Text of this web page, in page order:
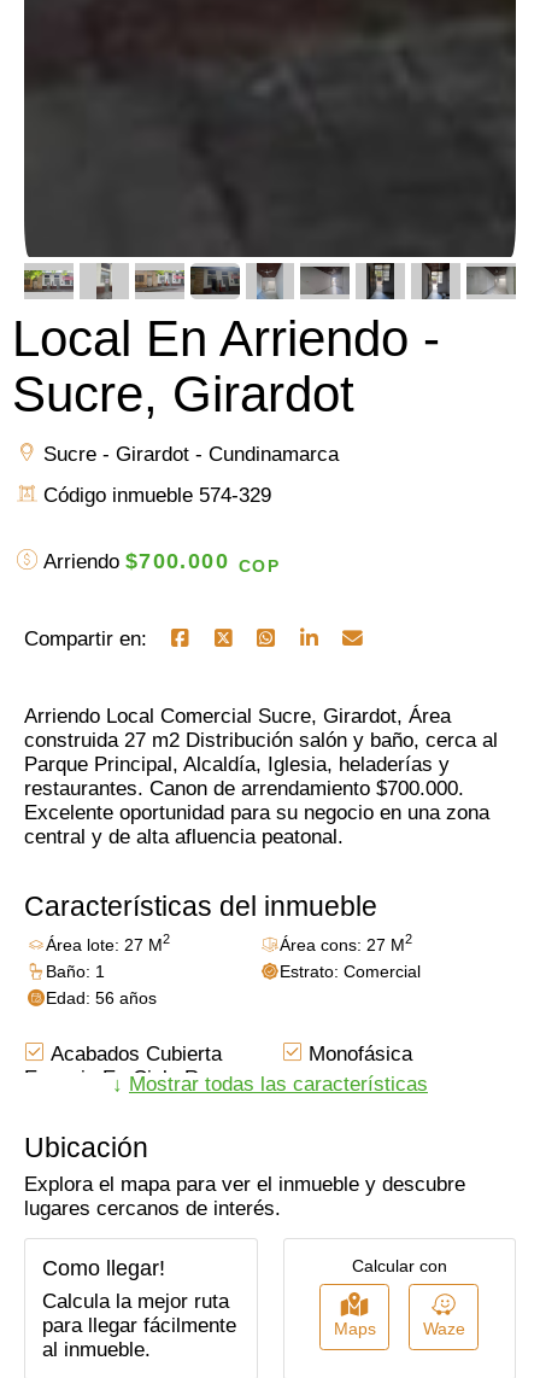
Local En Arriendo -
Sucre, Girardot
Sucre - Girardot - Cundinamarca
Código inmueble 574-329
Arriendo $700.000 COP
Compartir en:
Arriendo Local Comercial Sucre, Girardot, Área
construida 27 m2 Distribución salón y baño, cerca al
Parque Principal, Alcaldía, Iglesia, heladerías y
restaurantes. Canon de arrendamiento $700.000.
Excelente oportunidad para su negocio en una zona
central y de alta afluencia peatonal.
Características del inmueble
Área lote: 27 M2 Área cons: 27 M2
Baño: 1
Estrato: Comercial
Edad: 56 años
Acabados Cubierta
Espacio En Cielo Raso
Monofásica
Bueno
Nivel: 1
Cerca A Colegios-
Universidades
Cerca De Zona Urbana
Restaurantes
Cerca A Iglesias
Usado
Pisos Cerámica
Servicios Públicos
Cemento
Área Urbana
Reja
↓ Mostrar todas las características
Ubicación
Explora el mapa para ver el inmueble y descubre
lugares cercanos de interés.
Como llegar!
Calcula la mejor ruta
para llegar fácilmente
al inmueble.
Calcular con
Maps Waze